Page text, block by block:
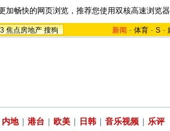
加畅快的网页浏览，推荐您使用双核高速浏览
焦点房地产 搜狗 新闻 - 体育 - S -
内地 港台 欧美 日韩 音乐视频 乐评